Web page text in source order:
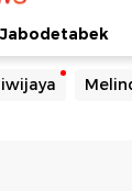
Jabodetabek